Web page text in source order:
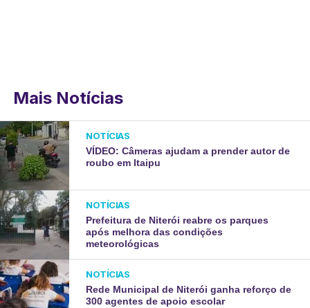
Mais Notícias
NOTÍCIAS
VÍDEO: Câmeras ajudam a prender autor de
roubo em Itaipu
NOTÍCIAS
Prefeitura de Niterói reabre os parques
após melhora das condições
meteorológicas
NOTÍCIAS
Rede Municipal de Niterói ganha reforço de
300 agentes de apoio escolar